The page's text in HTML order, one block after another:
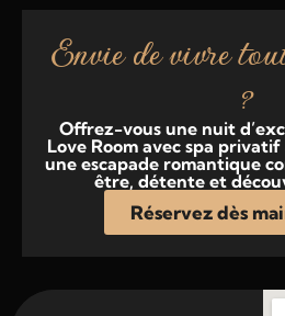
Envie de vivre
?
Offrez-vous une nuit
Love Room avec spa
une escapade romantique
être, détente et
Réservez dès